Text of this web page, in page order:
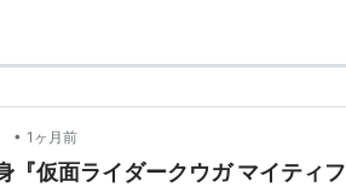
• 1ヶ月前
『仮面ライダークウガ マイティフ